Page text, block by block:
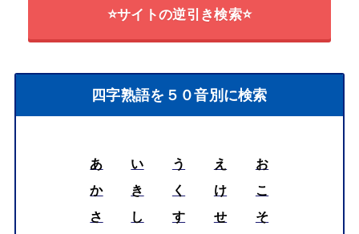
⭐サイトの逆引き検索⭐
四字熟語を５０音別に検索
あ い う え
お
か
き く け
こ
さ
し す せ
そ